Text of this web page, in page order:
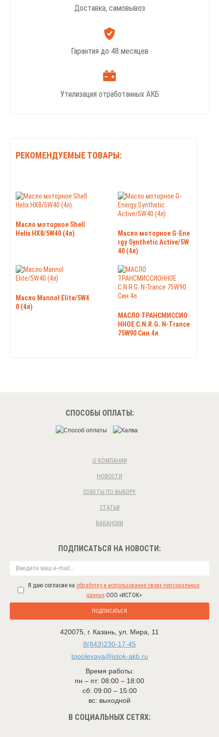
Доставка, самовывоз
Гарантия до 48 месяцев
Утилизация отработанных АКБ
РЕКОМЕНДУЕМЫЕ ТОВАРЫ:
Масло моторное Shell
Helix HX8/5W40 (4л)
Масло моторное G-Ene
rgy Synthetic Active/5W
40 (4л)
Масло Mannol Elite/5W4
0 (4л)
МАСЛО ТРАНСМИССИО
ННОЕ C.N.R.G. N-Trance
75W90 Син 4л
СПОСОБЫ ОПЛАТЫ:
О КОМПАНИИ
НОВОСТИ
СОВЕТЫ ПО ВЫБОРУ
СТАТЬИ
ВАКАНСИИ
ПОДПИСАТЬСЯ НА НОВОСТИ:
Я даю согласие на обработку и использование своих персональных
данныхООО «ИСТОК»
ПОДПИСАТЬСЯ
420075 г. Казань ул. Мира, 11
8(843)230-17-45
topolevaya@istok-akb.ru
Время работы:
пн – пт: 08:00 – 18:00
сб: 09:00 – 15:00
вс: выходной
В СОЦИАЛЬНЫХ СЕТЯХ: